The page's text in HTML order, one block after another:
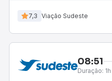
7,3 Viação Sudeste
08:51
Duração: